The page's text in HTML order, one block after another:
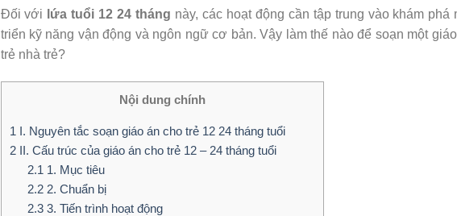
Đối với lứa tuổi 12 24 tháng này, các hoạt động cần tập trung vào khám
triển kỹ năng vận động và ngôn ngữ cơ bản. Vậy làm thế nào để soạn một
trẻ nhà trẻ?
Nội dung chính
1 I. Nguyên tắc soạn giáo án cho trẻ 12 24 tháng tuổi
2II. Cấu trúc của giáo án cho trẻ 12 – 24 tháng tuổi
2.1 1. Mục tiêu
2.2 2. Chuẩn bị
2.3 3. Tiến trình hoạt động